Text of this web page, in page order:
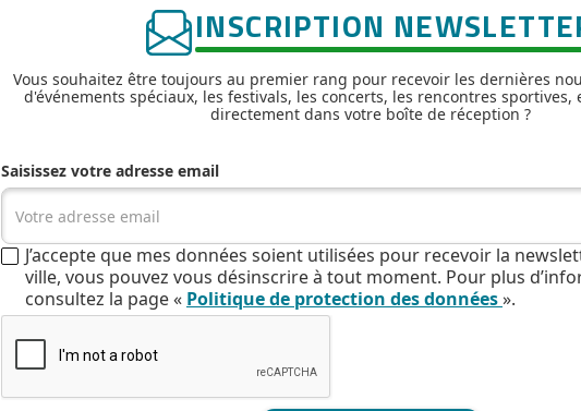
INSCRIPTION
Vous souhaitez être toujours au premier rang pour recevoir les dernières
d'événements spéciaux, les festivals, les concerts, les rencontres sportives,
directement dans votre boîte de réception ?
Saisissez votre adresse email
J’accepte que mes données soient utilisées pour recevoir la
ville, vous pouvez vous désinscrire à tout moment. Pour plus
consultez la page « Politique de protection des données».